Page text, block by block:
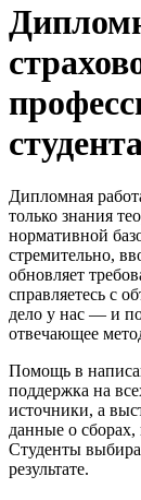
Дипломная
только знания
нормативной
стремительно,
обновляет
справляетесь с
дело у нас — и
отвечающее
Помощь в
поддержка на
источники, а
данные о
Студенты
результате.